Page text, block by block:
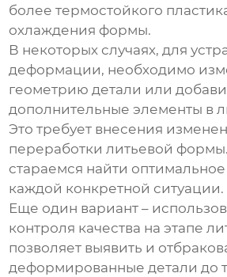
более термостойкого
охлаждения формы.
В некоторых случаях, для
деформации, необходимо
геометрию детали или
дополнительные элементы в
Это требует внесения
переработки литьевой
стараемся найти
каждой конкретной ситуации.
Еще один вариант –
контроля качества на этапе
позволяет выявить и
деформированные детали до